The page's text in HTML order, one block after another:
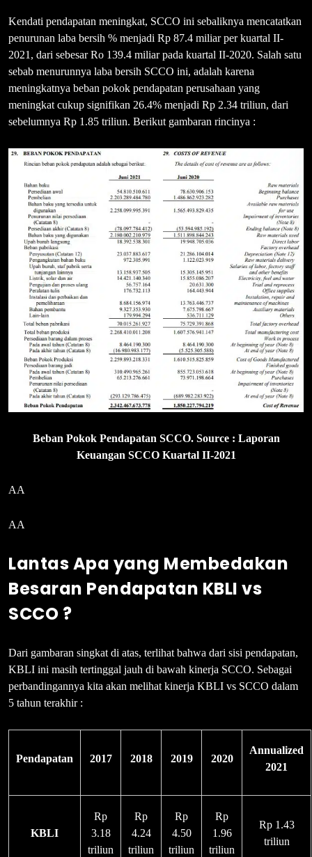
Kendati pendapatan meningkat, SCCO ini sebaliknya mencatatkan
penurunan laba bersih % menjadi Rp 87.4 miliar per kuartal II-
2021, dari sebesar Ro 139.4 miliar pada kuartal II-2020. Salah satu
sebab menurunnya laba bersih SCCO ini, adalah karena
meningkatnya beban pokok pendapatan perusahaan yang
meningkat cukup signifikan 26.4% menjadi Rp 2.34 triliun, dari
sebelumnya Rp 1.85 triliun. Berikut gambaran rincinya :
Beban Pokok Pendapatan SCCO. Source : Laporan
Keuangan SCCO Kuartal II-2021
AA
AA
Lantas Apa yang Membedakan
Besaran Pendapatan KBLI vs
SCCO ?
Dari gambaran singkat di atas, terlihat bahwa dari sisi pendapatan,
KBLI ini masih tertinggal jauh di bawah kinerja SCCO. Sebagai
perbandingannya kita akan melihat kinerja KBLI vs SCCO dalam
5 tahun terakhir :
Pendapatan 2017 2018 2019 2020
Annualized
2021
KBLI
Rp
3.18
triliun
Rp
4.24
triliun
Rp
4.50
triliun
Rp
1.96
triliun
Rp 1.43
triliun